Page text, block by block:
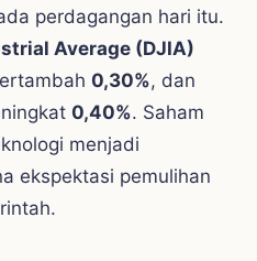
perdagangan hari itu.
Average (DJIA)
0,30%, dan
0,40%. Saham
menjadi
ekspektasi pemulihan